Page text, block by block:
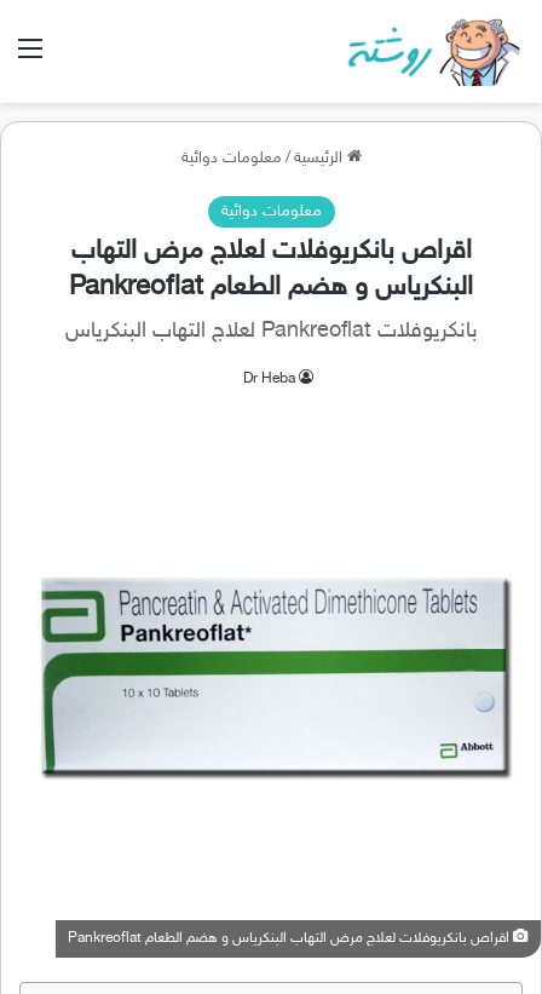
الرئيسية / معلومات دوائية
معلومات دوائية
اقراص بانكريوفلات لعلاج مرض التهاب
البنكرياس و هضم الطعام Pankreoflat
بانكريوفلات Pankreoflat لعلاج التهاب البنكرياس
Dr Heba
اقراص بانكريوفلات لعلاج مرض التهاب البنكرياس و هضم الطعام Pankreoflat